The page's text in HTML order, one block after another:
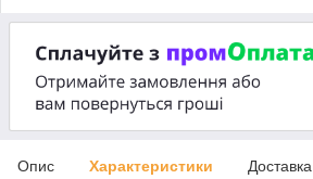
Опис Характеристики Доставка